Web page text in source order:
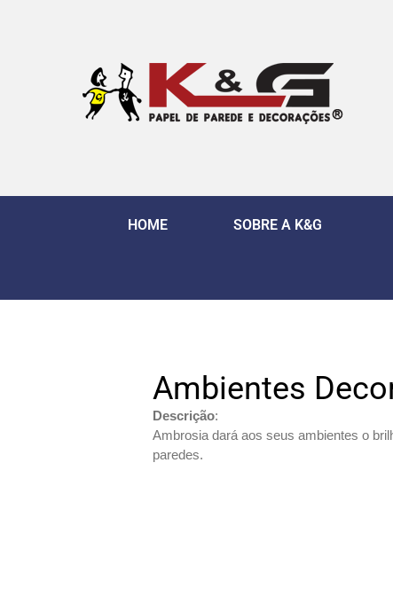
HOME SOBRE A K&G
Ambientes
Descrição:
Ambrosia dará aos seus ambientes o
paredes.